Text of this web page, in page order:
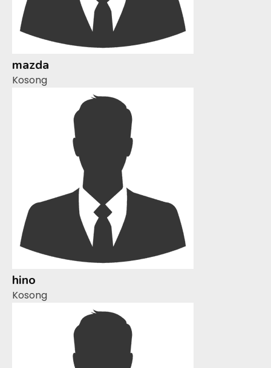
mazda
Kosong
hino
Kosong